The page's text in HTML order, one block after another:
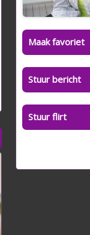
Maak favoriet
Stuur bericht
Stuur flirt